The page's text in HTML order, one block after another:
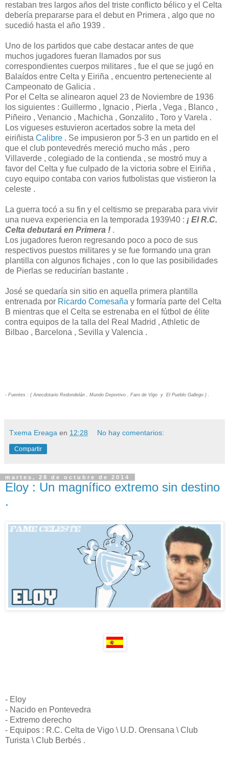
restaban tres largos años del triste conflicto bélico y el Celta
debería prepararse para el debut en Primera , algo que no
sucedió hasta el año 1939 .
Uno de los partidos que cabe destacar antes de que
muchos jugadores fueran llamados por sus
correspondientes cuerpos militares , fue el que se jugó en
Balaídos entre Celta y Eiriña , encuentro perteneciente al
Campeonato de Galicia .
Por el Celta se alinearon aquel 23 de Noviembre de 1936
los siguientes : Guillermo , Ignacio , Pierla , Vega , Blanco ,
Piñeiro , Venancio , Machicha , Gonzalito , Toro y Varela .
Los vigueses estuvieron acertados sobre la meta del
eiriñista Calibre . Se impusieron por 5-3 en un partido en el
que el club pontevedrés mereció mucho más , pero
Villaverde , colegiado de la contienda , se mostró muy a
favor del Celta y fue culpado de la victoria sobre el Eiriña ,
cuyo equipo contaba con varios futbolistas que vistieron la
celeste .
La guerra tocó a su fin y el celtismo se preparaba para vivir
una nueva experiencia en la temporada 1939\40 : ¡ El R.C.
Celta debutará en Primera ! .
Los jugadores fueron regresando poco a poco de sus
respectivos puestos militares y se fue formando una gran
plantilla con algunos fichajes , con lo que las posibilidades
de Pierlas se reducirían bastante .
José se quedaría sin sitio en aquella primera plantilla
entrenada por Ricardo Comesaña y formaría parte del Celta
B mientras que el Celta se estrenaba en el fútbol de élite
contra equipos de la talla del Real Madrid , Athletic de
Bilbao , Barcelona , Sevilla y Valencia .
- Fuentes : ( Anecdotario Redondelán , Mundo Deportivo , Faro de Vigo y El Pueblo Gallego ) .
Txema Ereaga en 12:28 No hay comentarios:
Compartir
martes, 28 de octubre de 2014
Eloy : Un magnífico extremo sin destino
.
- Eloy
- Nacido en Pontevedra
- Extremo derecho
- Equipos : R.C. Celta de Vigo \ U.D. Orensana \ Club
Turista \ Club Berbés .